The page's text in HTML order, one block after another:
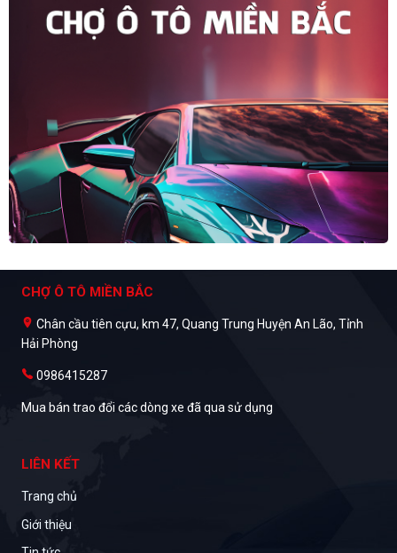
CHỢ Ô TÔ MIỀN BẮC
Chân cầu tiên cựu, km 47, Quang Trung Huyện An Lão, Tỉnh
Hải Phòng
0986415287
Mua bán trao đổi các dòng xe đã qua sử dụng
LIÊN KẾT
Trang chủ
Giới thiệu